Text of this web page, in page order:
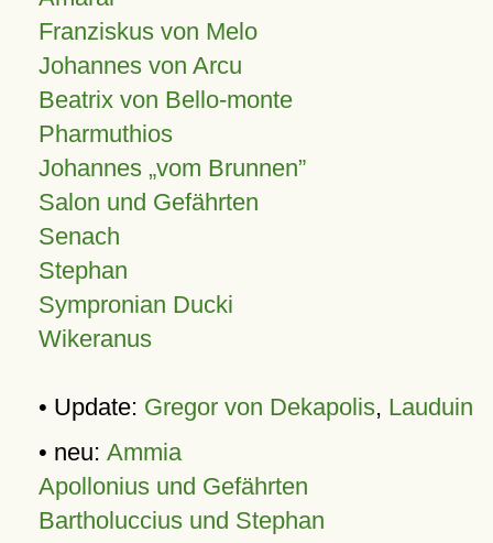
Franziskus von Melo
Johannes von Arcu
Beatrix von Bello-monte
Pharmuthios
Johannes vom Brunnen
Salon und Gefährten
Senach
Stephan
Sympronian Ducki
Wikeranus
• Update: Gregor von Dekapolis, Lauduin
• neu: Ammia
Apollonius und Gefährten
Bartholuccius und Stephan